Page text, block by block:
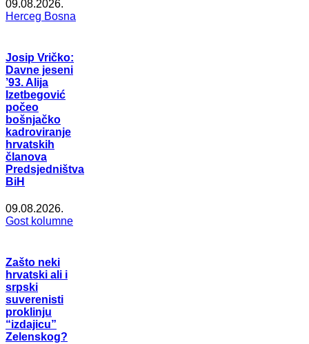
09.08.2026.
Herceg Bosna
Josip Vričko:
Davne jeseni
’93. Alija
Izetbegović
počeo
bošnjačko
kadroviranje
hrvatskih
članova
Predsjedništva
BiH
09.08.2026.
Gost kolumne
Zašto neki
hrvatski ali i
srpski
suverenisti
proklinju
“izdajicu”
Zelenskog?